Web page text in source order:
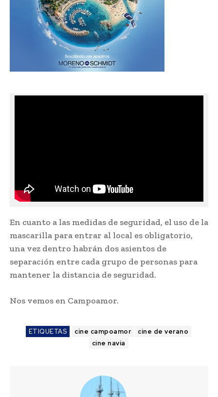
En cuanto a las medidas de seguridad, el uso de la
mascarilla para entrar al local es obligatorio,
una vez dentro habrán dos asientos de
separación entre cada grupo de personas para
mantener la distancia de seguridad.
Nos vemos en Campoamor.
ETIQUETAS cine campoamor
cine de verano
cine navia